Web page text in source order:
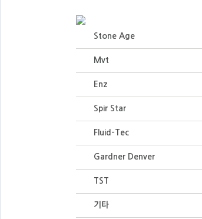
Stone Age
Mvt
Enz
Spir Star
Fluid-Tec
Gardner Denver
TST
기타